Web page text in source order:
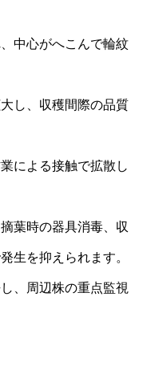
中心がへこんで輪紋
し、収穫間際の品質
による接触で拡散し
葉時の器具消毒、収
生を抑えられます。
、周辺株の重点監視